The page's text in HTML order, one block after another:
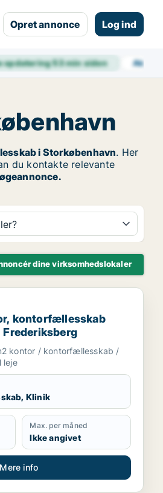
Opret annonce Log ind
opdatering53 min siden Aktive
i Storkøbenhavn. Her
du kontakte relevante
dine virksomhedslokaler
eller Nørrebro m.fl.
eller klinik til
kontorfællesskab
kontor / kontorfællesskab /
leje
Klinik
Max. per måned
Ikke angivet
Mere info